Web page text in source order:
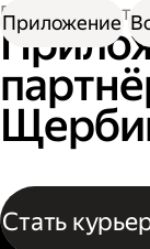
Работа в
Стать
Приложение